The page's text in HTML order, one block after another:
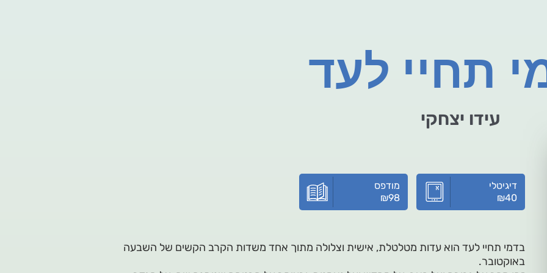
תחיי לעד
עידו יצחקי
דיגיטלי
₪40
מודפס
₪98
בדמי תחיי לעד הוא עדות מטלטלת, אישית וצלולה מתוך אחד משדות הקרב הקשים של השבעה
באוקטובר.